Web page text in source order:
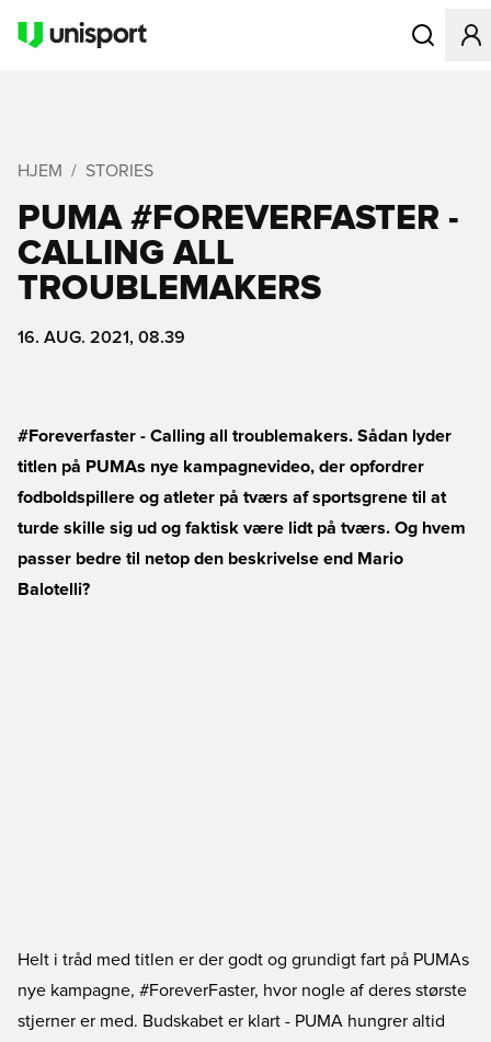
Åbner en
HJEM STORIES
PUMA #FOREVERFASTER -
CALLING ALL
TROUBLEMAKERS
16. AUG. 2021, 08.39
#Foreverfaster - Calling all troublemakers. Sådan lyder
titlen på PUMAs nye kampagnevideo, der opfordrer
fodboldspillere og atleter på tværs af sportsgrene til at
turde skille sig ud og faktisk være lidt på tværs. Og hvem
passer bedre til netop den beskrivelse end Mario
Balotelli?
Helt i tråd med titlen er der godt og grundigt fart på PUMAs
nye kampagne, #ForeverFaster, hvor nogle af deres største
stjerner er med. Budskabet er klart - PUMA hungrer altid